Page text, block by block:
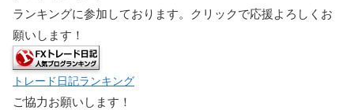
ランキングに参加しております。クリックで応援よろしくお
願いします！
トレード日記ランキング
ご協力お願いします！